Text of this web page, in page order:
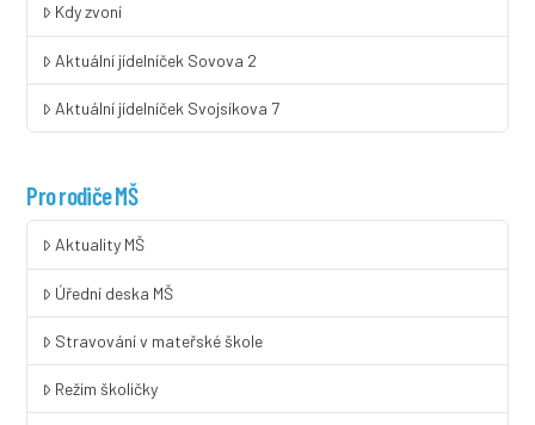
Kdy zvoní
Aktuální jídelníček Sovova 2
Aktuální jídelníček Svojsíkova 7
Pro rodiče MŠ
Aktuality MŠ
Úřední deska MŠ
Stravování v mateřské škole
Režim školičky